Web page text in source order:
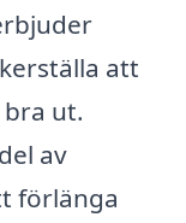
att
ut.
av
förlänga